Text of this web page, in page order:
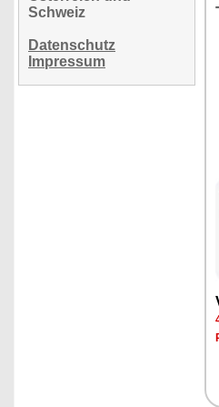
Schweiz
Datenschutz
Impressum